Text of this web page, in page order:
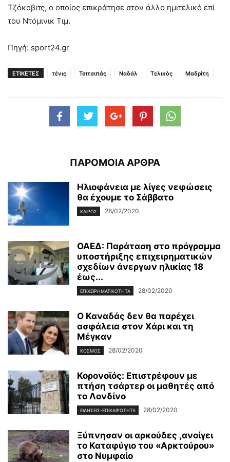
Τζόκοβιτς, ο οποίος επικράτησε στον άλλο ημιτελικό επί
του Ντόμινικ Τιμ.
Πηγή: sport24.gr
ΕΤΙΚΕΤΕΣ τένις Τσιτσιπάς Ναδάλ Τελικός Μαδρίτη
ΠΑΡΟΜΟΙΑ ΑΡΘΡΑ
Ηλιοφάνεια με λίγες νεφώσεις
θα έχουμε το Σάββατο
ΚΑΙΡΌΣ 28/02/2020
ΟΑΕΔ: Παράταση στο πρόγραμμα
υποστήριξης επιχειρηματικών
σχεδίων άνεργων ηλικίας 18
έως...
ΕΠΙΧΕΙΡΗΜΑΤΙΚΌΤΗΤΑ 28/02/2020
Ο Καναδάς δεν θα παρέχει
ασφάλεια στον Χάρι και τη
Μέγκαν
ΚΌΣΜΟΣ 28/02/2020
Κορονοϊός: Επιστρέφουν με
πτήση τσάρτερ οι μαθητές από
το Λονδίνο
ΕΙΔΉΣΕΙΣ-ΕΠΙΚΑΙΡΌΤΗΤΑ 28/02/2020
Ξύπνησαν οι αρκούδες ,ανοίγει
το Καταφύγιο του «Αρκτούρου»
στο Νυμφαίο